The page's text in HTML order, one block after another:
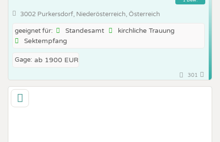
3002 Purkersdorf, Niederösterreich, Österreich
geeignet für: Standesamt
kirchliche Trauung
Sektempfang
Gage: ab 1900 EUR
301